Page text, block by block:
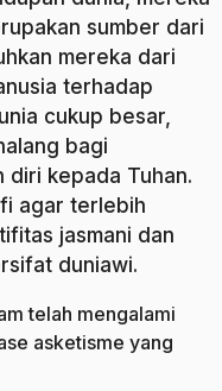
sumber dari
mereka dari
terhadap
cukup besar,
bagi
diri kepada Tuhan.
agar terlebih
jasmani dan
duniawi.
telah mengalami
asketisme yang